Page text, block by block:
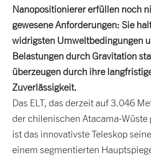
Nanopositionierer erfüllen noch
gewesene Anforderungen: Sie
widrigsten Umweltbedingungen
Belastungen durch Gravitation
überzeugen durch ihre
Zuverlässigkeit.
Das ELT, das derzeit auf 3.046
der chilenischen Atacama-Wüste
ist das innovativste Teleskop
einem segmentierten